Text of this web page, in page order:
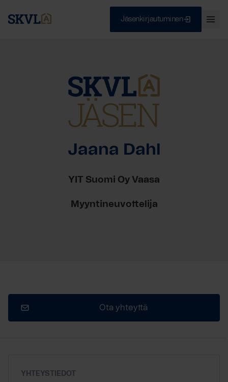
Jäsenkirjautuminen
Jaana Dahl
YIT Suomi Oy Vaasa
Myyntineuvottelija
Ota yhteyttä
YHTEYSTIEDOT